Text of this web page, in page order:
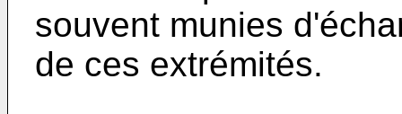
souvent munies
de ces extrémités.